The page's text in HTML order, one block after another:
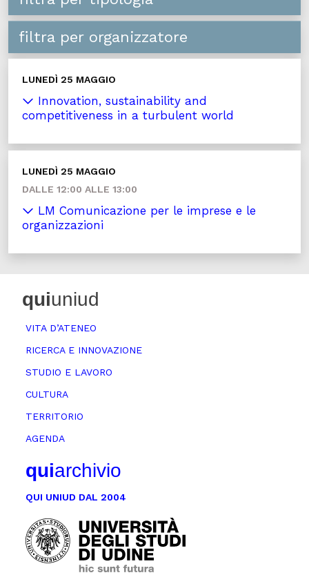
filtra per organizzatore
LUNEDÌ 25 MAGGIO
Innovation, sustainability and
competitiveness in a turbulent world
LUNEDÌ 25 MAGGIO
DALLE 12:00 ALLE 13:00
LM Comunicazione per le imprese e le
organizzazioni
quiuniud
VITA D’ATENEO
RICERCA E INNOVAZIONE
STUDIO E LAVORO
CULTURA
TERRITORIO
AGENDA
quiarchivio
QUI UNIUD DAL 2004